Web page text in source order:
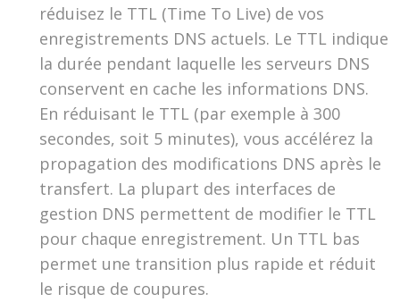
réduisez le TTL (Time To Live) de vos
enregistrements DNS actuels. Le TTL indique
la durée pendant laquelle les serveurs DNS
conservent en cache les informations DNS.
En réduisant le TTL (par exemple à 300
secondes, soit 5 minutes), vous accélérez la
propagation des modifications DNS après le
transfert. La plupart des interfaces de
gestion DNS permettent de modifier le TTL
pour chaque enregistrement. Un TTL bas
permet une transition plus rapide et réduit
le risque de coupures.